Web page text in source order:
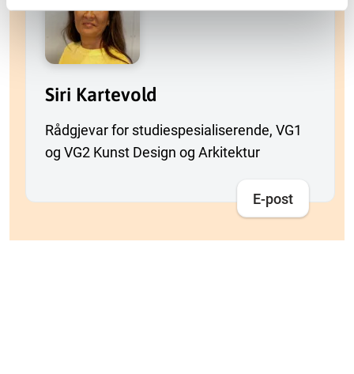
Siri Kartevold
Rådgjevar for studiespesialiserende, VG1
og VG2 Kunst Design og Arkitektur
E-post